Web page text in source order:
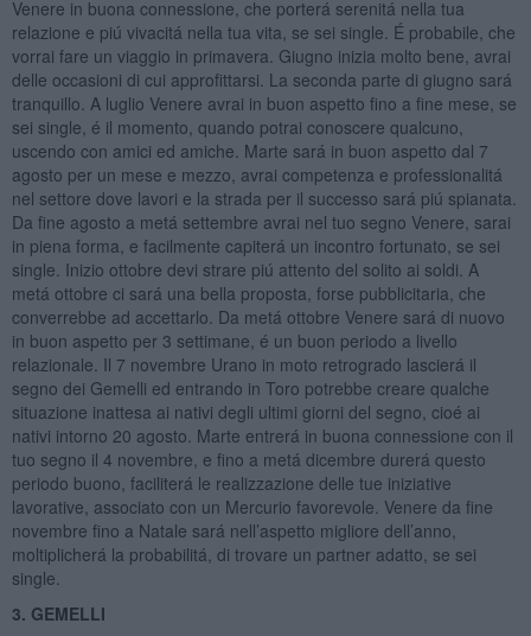
Venere in buona connessione, che porterá serenitá nella tua
relazione e piú vivacitá nella tua vita, se sei single. É probabile, che
vorrai fare un viaggio in primavera. Giugno inizia molto bene, avrai
delle occasioni di cui approfittarsi. La seconda parte di giugno sará
tranquillo. A luglio Venere avrai in buon aspetto fino a fine mese, se
sei single, é il momento, quando potrai conoscere qualcuno,
uscendo con amici ed amiche. Marte sará in buon aspetto dal 7
agosto per un mese e mezzo, avrai competenza e professionalitá
nel settore dove lavori e la strada per il successo sará piú spianata.
Da fine agosto a metá settembre avrai nel tuo segno Venere, sarai
in piena forma, e facilmente capiterá un incontro fortunato, se sei
single. Inizio ottobre devi strare piú attento del solito ai soldi. A
metá ottobre ci sará una bella proposta, forse pubblicitaria, che
converrebbe ad accettarlo. Da metá ottobre Venere sará di nuovo
in buon aspetto per 3 settimane, é un buon periodo a livello
relazionale. Il 7 novembre Urano in moto retrogrado lascierá il
segno dei Gemelli ed entrando in Toro potrebbe creare qualche
situazione inattesa ai nativi degli ultimi giorni del segno, cioé ai
nativi intorno 20 agosto. Marte entrerá in buona connessione con il
tuo segno il 4 novembre, e fino a metá dicembre durerá questo
periodo buono, faciliterá le realizzazione delle tue iniziative
lavorative, associato con un Mercurio favorevole. Venere da fine
novembre fino a Natale sará nell’aspetto migliore dell’anno,
moltiplicherá la probabilitá, di trovare un partner adatto, se sei
single.
3. GEMELLI